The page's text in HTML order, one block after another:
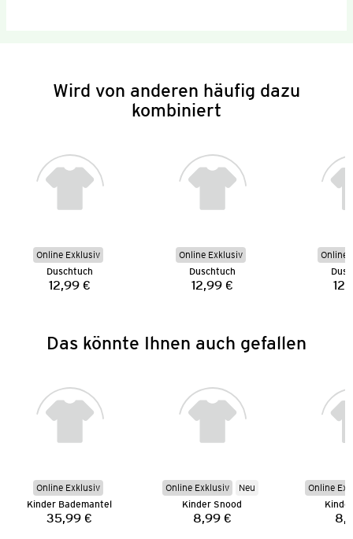
Wird von anderen häufig dazu
kombiniert
Online Exklusiv
Duschtuch
Preis:
12,99 €
Online Exklusiv
Duschtuch
Preis:
12,99 €
Online
Das könnte Ihnen auch gefallen
Online Exklusiv
Kinder Bademantel
Preis:
35,99 €
Online Exklusiv
Neu
Kinder Snood
Preis:
8,99 €
Online